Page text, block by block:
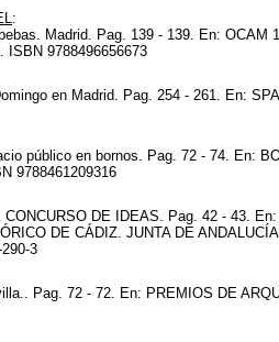
:
Madrid. Pag. 139 - 139. En: OCAM
ISBN 9788496656673
en Madrid. Pag. 254 - 261. En:
público en bornos. Pag. 72 - 74. En:
9788461209316
DE IDEAS. Pag. 42 - 43.
DE CÁDIZ. JUNTA DE
3
Pag. 72 - 72. En: PREMIOS DE